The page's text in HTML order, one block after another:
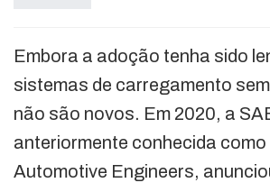
Embora a adoção tenha sido
sistemas de carregamento
não são novos. Em 2020, a
anteriormente conhecida
Automotive Engineers,